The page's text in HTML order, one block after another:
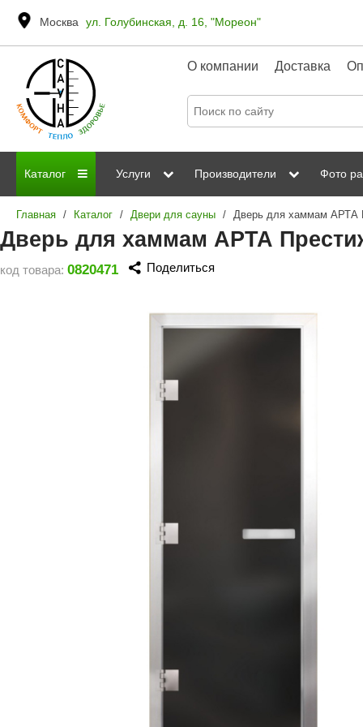
Москва ул. Голубинская, д. 16, "Мореон"
О компании Доставка
Каталог
Дровяные печи
Электрические печи
Услуги
ИК сауны
Производители
Grandis Born
Kaledo
Фото
Главная / Каталог / Двери для сауны /
Дверь для хаммам АРТА
код товара: 0820471 Поделиться